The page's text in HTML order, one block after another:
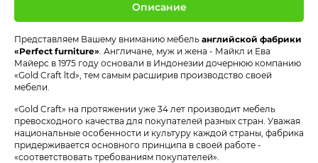
Описание
Представляем Вашему вниманию мебель английской фабрики
«Perfect furniture». Англичане, муж и жена - Майкл и Ева
Майерс в 1975 году основали в Индонезии дочернюю компанию
«Gold Craft ltd», тем самым расширив производство своей
мебели.
«Gold Craft» на протяжении уже 34 лет производит мебель
превосходного качества для покупателей разных стран. Уважая
национальные особенности и культуру каждой страны, фабрика
придерживается основного принципа в своей работе -
«соответствовать требованиям покупателей».